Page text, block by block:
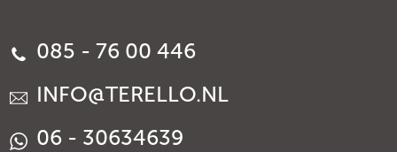
085 - 76 00 446
INFO@TERELLO.NL
06 - 30634639